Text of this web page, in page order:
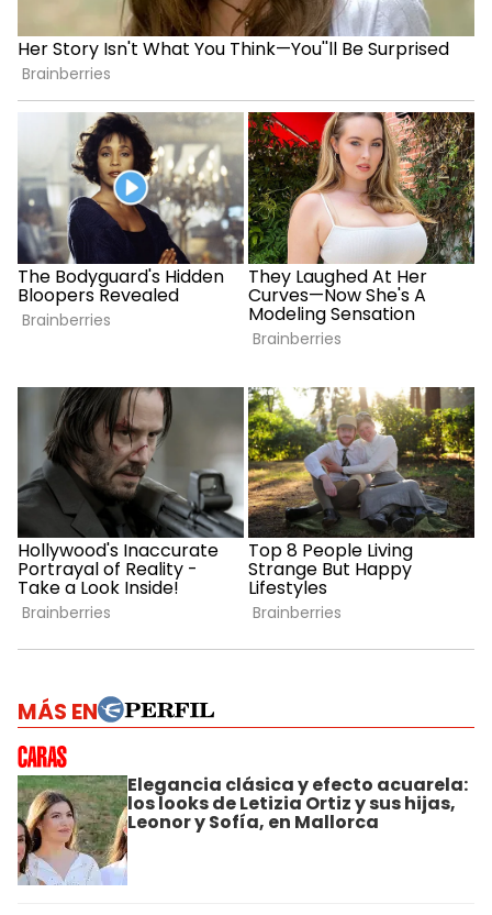
MÁS EN
Elegancia clásica y efecto acuarela:
los looks de Letizia Ortiz y sus hijas,
Leonor y Sofía, en Mallorca